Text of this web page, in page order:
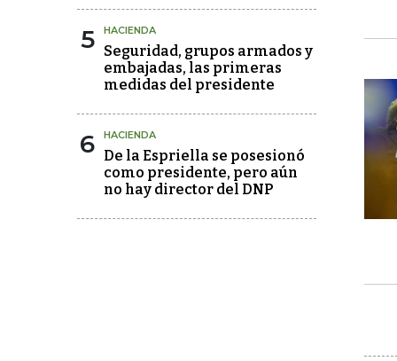
5 HACIENDA
Seguridad, grupos armados y
embajadas, las primeras
medidas del presidente
6 HACIENDA
De la Espriella se posesionó
como presidente, pero aún
no hay director del DNP